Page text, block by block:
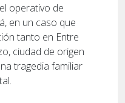
operativo de
en un caso que
tanto en Entre
ciudad de origen
tragedia familiar